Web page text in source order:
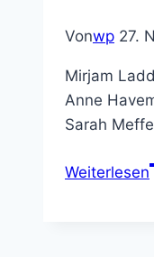
Vonwp 27.
Mirjam
Anne
Sarah
Weiterlesen